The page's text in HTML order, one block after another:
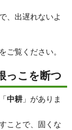
、出遅れないよ
をご覧ください。
っこを断つ
中耕」がありま
ことで、固くな